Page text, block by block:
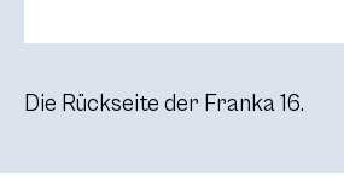
Die Rückseite der Franka 16.